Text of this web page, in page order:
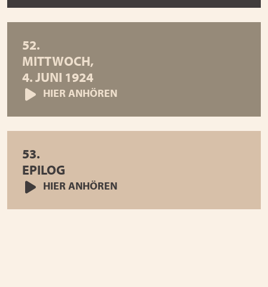
52.
MITTWOCH,
4. JUNI 1924
HIER ANHÖREN
53.
EPILOG
HIER ANHÖREN